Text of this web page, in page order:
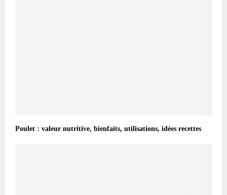
Poulet : valeur nutritive, bienfaits, utilisations, idées recettes